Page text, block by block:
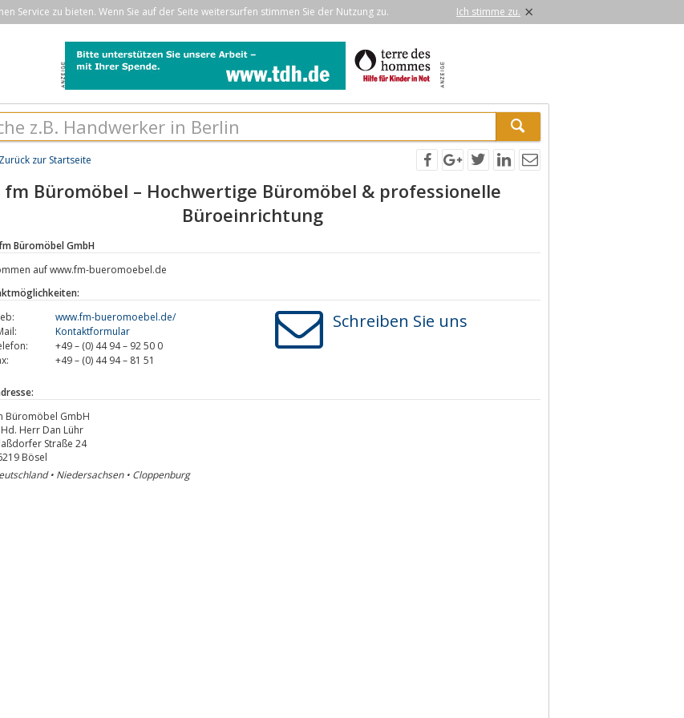
Service zu bieten. Wenn Sie auf der Seite weitersurfen stimmen Sie der Nutzung zu. Ich stimme zu. ×
Zurück zur Startseite
fm Büromöbel – Hochwertige Büromöbel & professionelle
Büroeinrichtung
Büromöbel GmbH
auf www.fm-bueromoebel.de
www.fm-bueromoebel.de/
Kontaktformular
+49 – (0) 44 94 – 92 50 0
+49 – (0) 44 94 – 81 51
Schreiben Sie uns
Büromöbel GmbH
Hd. Herr Dan Lühr
Straße 24
Bösel
• Niedersachsen • Cloppenburg